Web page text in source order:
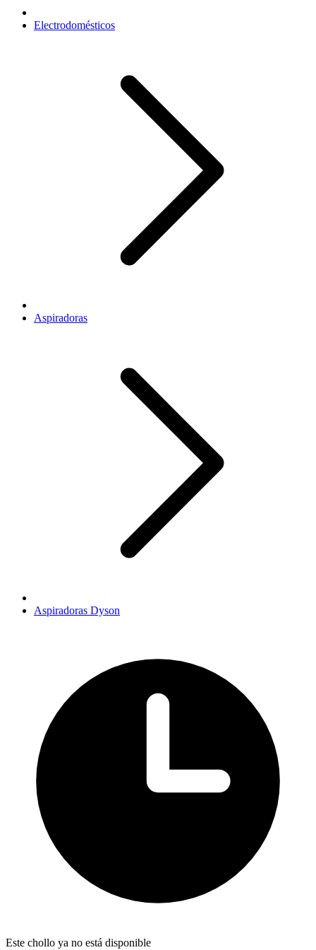
Electrodomésticos
Aspiradoras
Aspiradoras Dyson
Este chollo ya no está disponible